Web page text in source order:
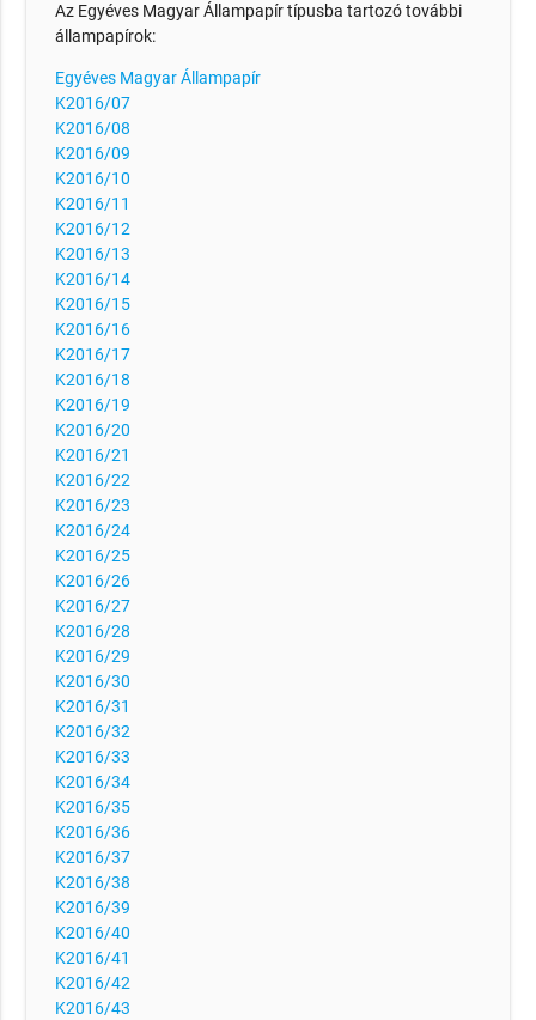
Az Egyéves Magyar Állampapír típusba tartozó további
állampapírok:
Egyéves Magyar Állampapír
K2016/07
K2016/08
K2016/09
K2016/10
K2016/11
K2016/12
K2016/13
K2016/14
K2016/15
K2016/16
K2016/17
K2016/18
K2016/19
K2016/20
K2016/21
K2016/22
K2016/23
K2016/24
K2016/25
K2016/26
K2016/27
K2016/28
K2016/29
K2016/30
K2016/31
K2016/32
K2016/33
K2016/34
K2016/35
K2016/36
K2016/37
K2016/38
K2016/39
K2016/40
K2016/41
K2016/42
K2016/43